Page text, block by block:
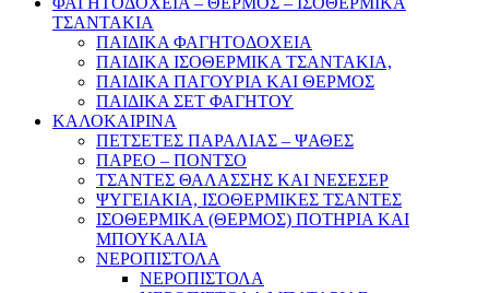
ΤΣΑΝΤΑΚΙΑ
ΠΑΙΔΙΚΑ ΦΑΓΗΤΟΔΟΧΕΙΑ
ΠΑΙΔΙΚΑ ΙΣΟΘΕΡΜΙΚΑ ΤΣΑΝΤΑΚΙΑ,
ΠΑΙΔΙΚΑ ΠΑΓΟΥΡΙΑ ΚΑΙ ΘΕΡΜΟΣ
ΠΑΙΔΙΚΑ ΣΕΤ ΦΑΓΗΤΟΥ
ΚΑΛΟΚΑΙΡΙΝΑ
ΠΕΤΣΕΤΕΣ ΠΑΡΑΛΙΑΣ – ΨΑΘΕΣ
ΠΑΡΕΟ – ΠΟΝΤΣΟ
ΤΣΑΝΤΕΣ ΘΑΛΑΣΣΗΣ ΚΑΙ ΝΕΣΕΣΕΡ
ΨΥΓΕΙΑΚΙΑ, ΙΣΟΘΕΡΜΙΚΕΣ ΤΣΑΝΤΕΣ
ΙΣΟΘΕΡΜΙΚΑ (ΘΕΡΜΟΣ) ΠΟΤΗΡΙΑ ΚΑΙ
ΜΠΟΥΚΑΛΙΑ
ΝΕΡΟΠΙΣΤΟΛΑ
ΝΕΡΟΠΙΣΤΟΛΑ